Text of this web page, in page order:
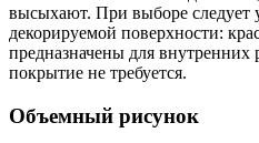
высыхают. При выборе следует
декорируемой поверхности:
предназначены для внутренних
покрытие не требуется.
Объемный рисунок